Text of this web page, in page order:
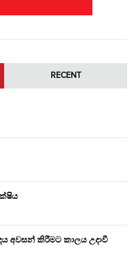
RECENT
අවසන් කිරීමට කාලය උදාවී